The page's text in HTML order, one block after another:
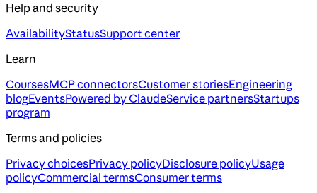
Help and security
AvailabilityStatusSupport center
Learn
CoursesMCP connectorsCustomer storiesEngineering
blogEventsPowered by ClaudeService partnersStartups
program
Terms and policies
Privacy choicesPrivacy policyDisclosure policyUsage
policyCommercial termsConsumer terms